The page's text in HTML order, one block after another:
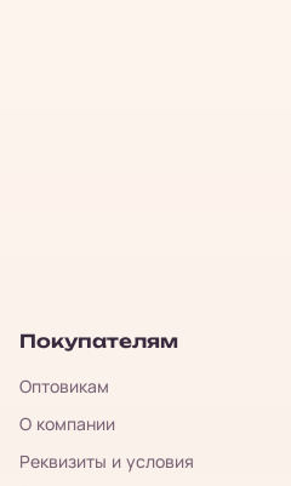
Покупателям
Оптовикам
О компании
Реквизиты и условия